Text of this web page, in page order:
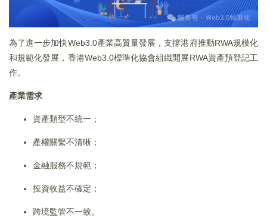
為了進一步加快Web3.0產業高質量發展，支撐港府推動RWA規模化
和規範化發展，香港Web3.0標準化協會組織開展RWA資產預登記工
作。
產業需求
資產類型不統一；
產權關繫不清晰；
金融服務不規範；
投資收益不確定；
跨境監管不一致。